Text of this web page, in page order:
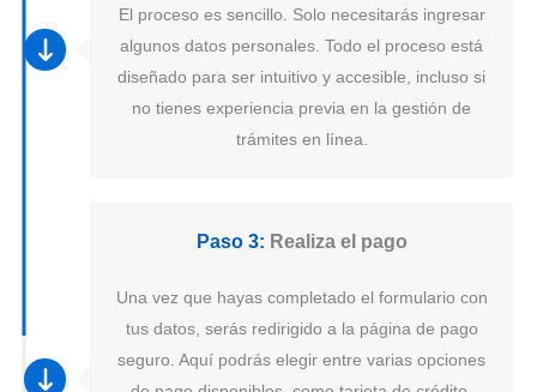
El proceso es sencillo. Solo necesitarás ingresar
algunos datos personales. Todo el proceso está
diseñado para ser intuitivo y accesible, incluso si
no tienes experiencia previa en la gestión de
trámites en línea.
Paso 3: Realiza el pago
Una vez que hayas completado el formulario con
tus datos, serás redirigido a la página de pago
seguro. Aquí podrás elegir entre varias opciones